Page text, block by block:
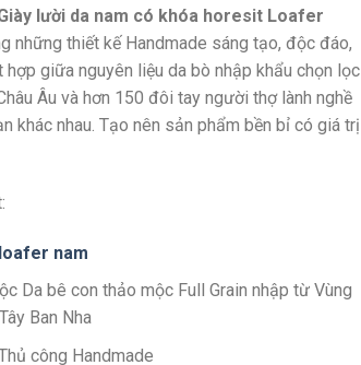
lười da nam có khóa horesit Loafer
những thiết kế Handmade sáng tạo, độc đáo,
hợp giữa nguyên liệu da bò nhập khẩu chọn lọc
Âu và hơn 150 đôi tay người thợ lành nghề
khác nhau. Tạo nên sản phẩm bền bỉ có giá trị
nam
Da bê con thảo mộc Full Grain nhập từ Vùng
Ban Nha
công Handmade